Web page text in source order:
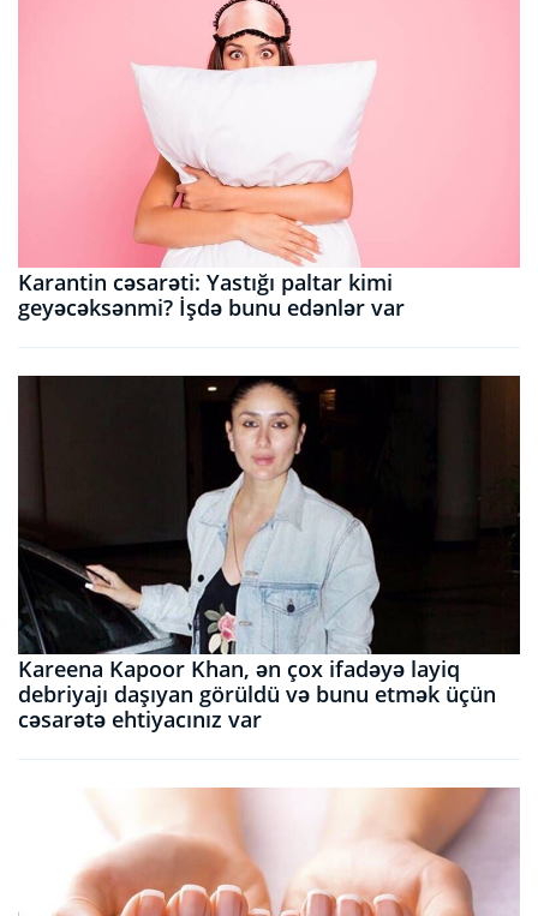
Karantin cəsarəti: Yastığı paltar kimi
geyəcəksənmi? İşdə bunu edənlər var
Kareena Kapoor Khan, ən çox ifadəyə layiq
debriyajı daşıyan görüldü və bunu etmək üçün
cəsarətə ehtiyacınız var